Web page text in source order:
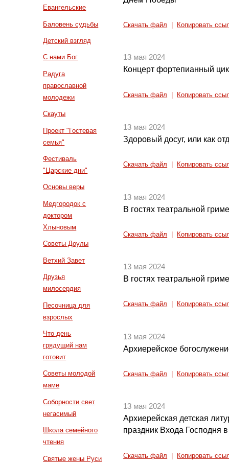
Евангельские
Баловень судьбы
Детский взгляд
С нами Бог
Радуга
православной
молодежи
Скауты
Проект "Гостевая
семья"
Фестиваль
"Царские дни"
Основы веры
Медгородок с
доктором
Хлыновым
Советы Доулы
Ветхий Завет
Друзья
милосердия
Песочница для
взрослых
Что день
грядущий нам
готовит
Советы молодой
маме
Соборности свет
негасимый
Школа семейного
чтения
Святые жены Руси
Скачать файл Копировать
13 мая 2024
Концерт фортепианный
Скачать файл Копировать
13 мая 2024
Здоровый досуг, или как
Скачать файл Копировать
13 мая 2024
В гостях театральной
Скачать файл Копировать
13 мая 2024
В гостях театральной
Скачать файл Копировать
13 мая 2024
Архиерейское
Скачать файл Копировать
13 мая 2024
Архиерейская детская
праздник Входа Господня
Скачать файл Копировать